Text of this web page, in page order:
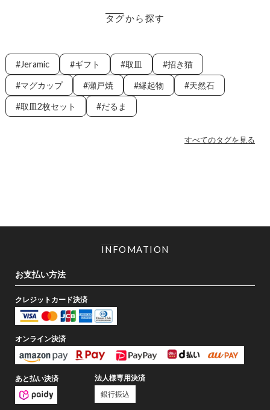
タグから探す
Jeramic ギフト 取皿 招き猫
マグカップ 瀬戸焼 縁起物 天然石
取皿2枚セット だるま
すべてのタグを見る
INFOMATION
お支払い方法
クレジットカード決済
オンライン決済
あと払い決済
法人様専用決済
銀行振込